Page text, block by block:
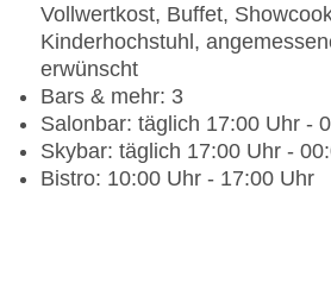
Vollwertkost, Buffet,
Kinderhochstuhl,
erwünscht
Bars & mehr: 3
Salonbar: täglich 17:00 Uhr -
Skybar: täglich 17:00 Uhr -
Bistro: 10:00 Uhr - 17:00 Uhr